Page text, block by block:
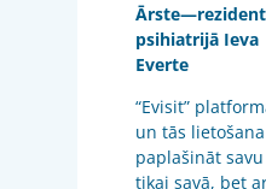
psihiatrijā Ieva
Everte
“Evisit”
un tās
paplašināt
tikai savā, bet